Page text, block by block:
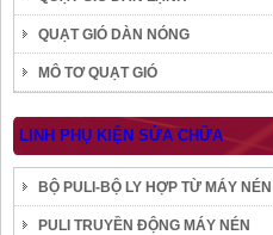
QUẠT GIÓ DÀN NÓNG
MÔ TƠ QUẠT GIÓ
LINH PHỤ KIỆN SỬA CHỮA
BỘ PULI-BỘ LY HỢP TỪ MÁY NÉN
PULI TRUYỀN ĐỘNG MÁY NÉN